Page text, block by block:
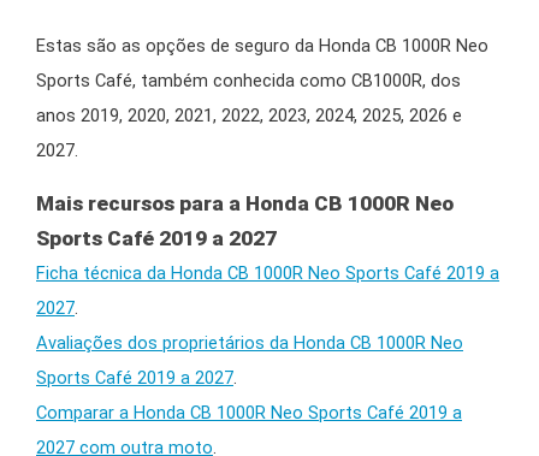
Estas são as opções de seguro da Honda CB 1000R Neo
Sports Café, também conhecida como CB1000R, dos
anos 2019, 2020, 2021, 2022, 2023, 2024, 2025, 2026 e
2027.
Mais recursos para a Honda CB 1000R Neo
Sports Café 2019 a 2027
Ficha técnica da Honda CB 1000R Neo Sports Café 2019 a
2027.
Avaliações dos proprietários da Honda CB 1000R Neo
Sports Café 2019 a 2027.
Comparar a Honda CB 1000R Neo Sports Café 2019 a
2027 com outra moto.